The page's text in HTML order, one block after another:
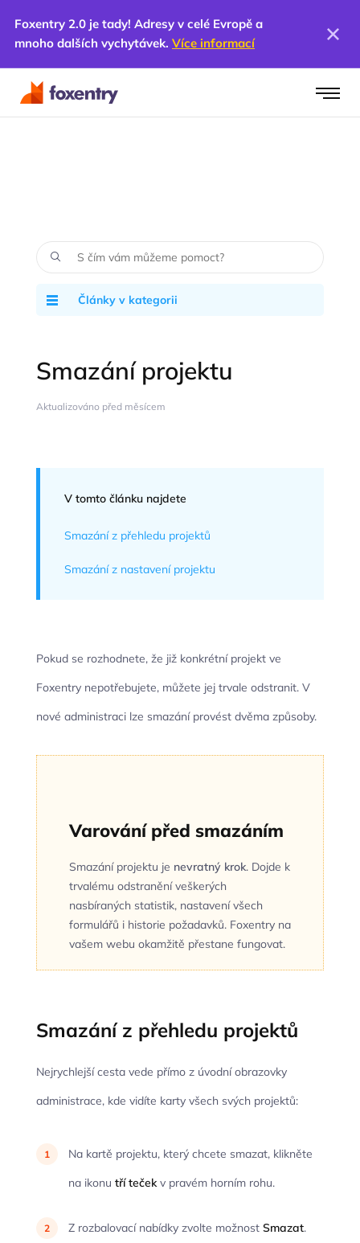
Foxentry 2.0 je tady! Adresy v celé Evropě a
mnoho dalších vychytávek. Více informací
Články v kategorii
Smazání projektu
Aktualizováno před měsícem
V tomto článku najdete
Smazání z přehledu projektů
Smazání z nastavení projektu
Pokud se rozhodnete, že již konkrétní projekt ve
Foxentry nepotřebujete, můžete jej trvale odstranit. V
nové administraci lze smazání provést dvěma způsoby.
Varování před smazáním
Smazání projektu je nevratný krok. Dojde k
trvalému odstranění veškerých
nasbíraných statistik, nastavení všech
formulářů i historie požadavků. Foxentry na
vašem webu okamžitě přestane fungovat.
Smazání z přehledu projektů
Nejrychlejší cesta vede přímo z úvodní obrazovky
administrace, kde vidíte karty všech svých projektů:
Na kartě projektu, který chcete smazat, klikněte
na ikonu tří tečekv pravém horním rohu.
Z rozbalovací nabídky zvolte možnost Smazat.